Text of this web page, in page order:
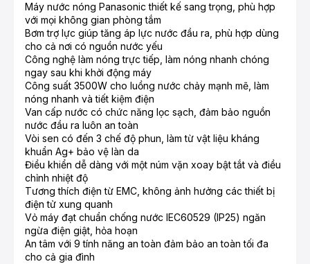
Máy nước nóng Panasonic thiết kế sang trọng, phù hợp
với mọi không gian phòng tắm
Bơm trợ lực giúp tăng áp lực nước đầu ra, phù hợp dùng
cho cả nơi có nguồn nước yếu
Công nghệ làm nóng trực tiếp, làm nóng nhanh chóng
ngay sau khi khởi động máy
Công suất 3500W cho luồng nước chảy mạnh mẽ, làm
nóng nhanh và tiết kiệm điện
Van cấp nước có chức năng lọc sạch, đảm bảo nguồn
nước đầu ra luôn an toàn
Vòi sen có đến 3 chế độ phun, làm từ vật liệu kháng
khuẩn Ag+ bảo vệ làn da
Điều khiển dễ dàng với một núm vặn xoay bật tắt và điều
chỉnh nhiệt độ
Tương thích điện từ EMC, không ảnh hưởng các thiết bị
điện tử xung quanh
Vỏ máy đạt chuẩn chống nước IEC60529 (IP25) ngăn
ngừa điện giật, hỏa hoạn
An tâm với 9 tính năng an toàn đảm bảo an toàn tối đa
cho cả gia đình